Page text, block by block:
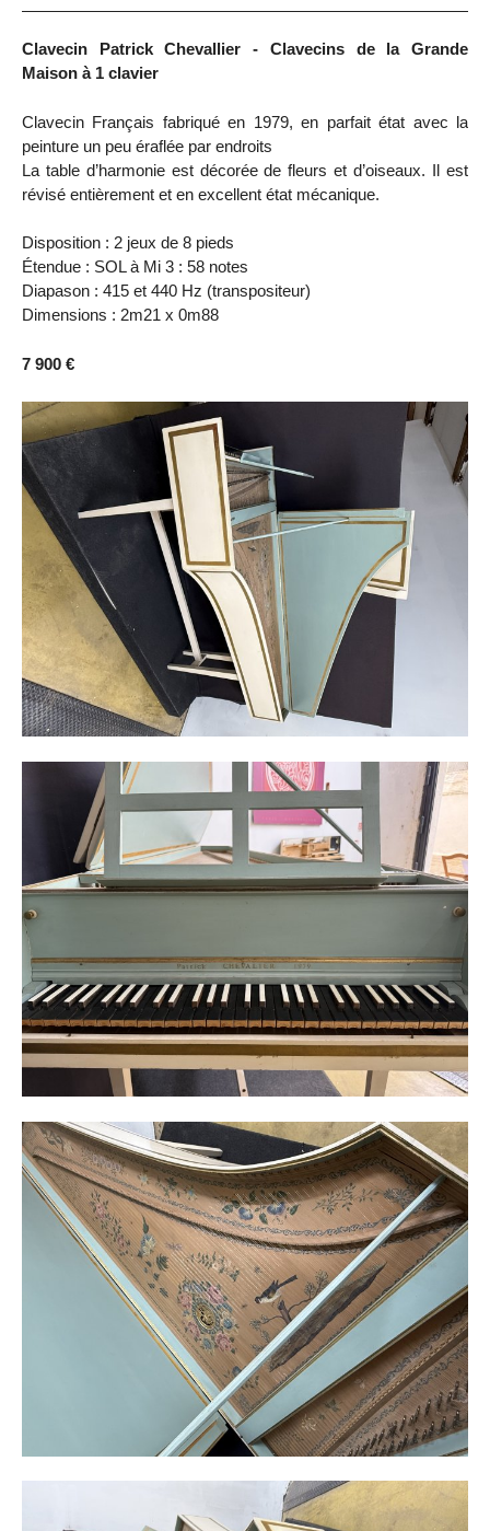
Clavecin Patrick Chevallier - Clavecins de la Grande
Maison à 1 clavier
Clavecin Français fabriqué en 1979, en parfait état avec la
peinture un peu éraflée par endroits
La table d’harmonie est décorée de fleurs et d’oiseaux. Il est
révisé entièrement et en excellent état mécanique.
Disposition : 2 jeux de 8 pieds
Étendue : SOL à Mi 3 : 58 notes
Diapason : 415 et 440 Hz (transpositeur)
Dimensions : 2m21 x 0m88
7 900 €